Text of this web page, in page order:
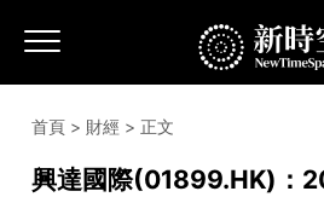
首頁 > 財經 > 正文
興達國際(01899.HK)：